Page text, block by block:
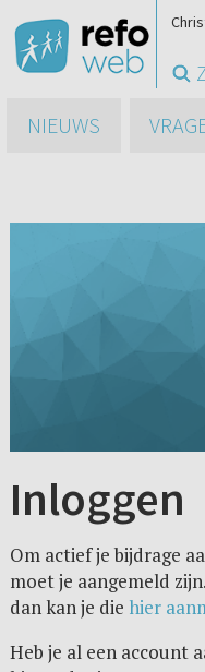
NIEUWS
Inloggen
Om actief je bijdrage
moet je aangemeld
dan kan je die hier
Heb je al een account